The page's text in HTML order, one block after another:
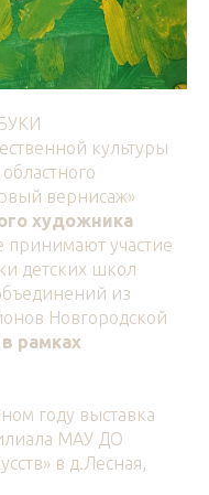
культуры
вернисаж»
художника
принимают участие
детских школ
из
Новгородской
рамках
году выставка
МАУ ДО
в д.Лесная,